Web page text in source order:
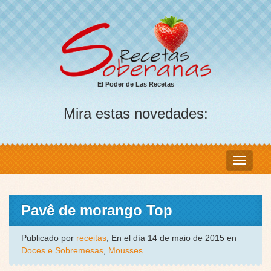
El Poder de Las Recetas
Mira estas novedades:
Pavê de morango Top
Publicado por receitas, En el día 14 de maio de 2015 en
Doces e Sobremesas, Mousses